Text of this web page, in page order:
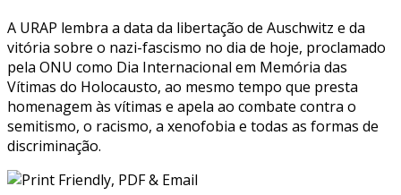
A URAP lembra a data da libertação de Auschwitz e da
vitória sobre o nazi-fascismo no dia de hoje, proclamado
pela ONU como Dia Internacional em Memória das
Vítimas do Holocausto, ao mesmo tempo que presta
homenagem às vítimas e apela ao combate contra o
semitismo, o racismo, a xenofobia e todas as formas de
discriminação.